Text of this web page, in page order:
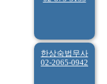
한상숙법무사
02-2065-0942